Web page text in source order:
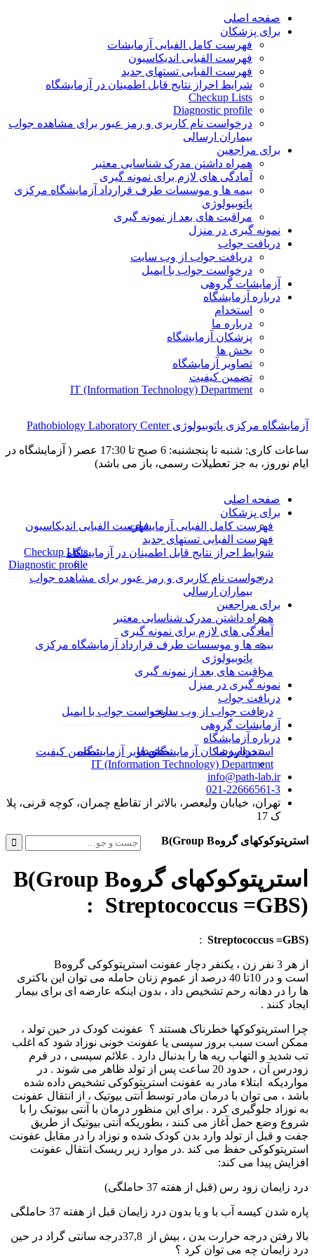
Skip
صفحه اصلی
برای پزشکان
فهرست کامل الفبایی آزمایشات
فهرست الفبایی اندیکاسیون
فهرست الفبایی تستهای جدید
شرایط احراز نتایج قابل اطمینان در آزمایشگاه
Checkup Lists
Diagnostic profile
درخواست نام کاربری و رمز عبور برای مشاهده جواب
بیماران ارسالی
برای مراجعین
همراه داشتن مدرک شناسایی معتبر
آمادگی های لازم برای نمونه گیری
بیمه ها و موسسات طرف قرارداد آزمایشگاه مرکزی
پاتوبیولوژی
مراقبت های بعد از نمونه گیری
نمونه گیری در منزل
دریافت جواب
دریافت جواب از وب سایت
درخواست جواب با ایمیل
آزمایشات گروهی
درباره آزمایشگاه
استخدام
درباره ما
پزشکان آزمایشگاه
بخش ها
تصاویر آزمایشگاه
تضمین کیفیت
IT (Information Technology) Department
آزمایشگاه مرکزی پاتوبیولوژی Pathobiology Laboratory Center
ساعات کاری: شنبه تا پنجشنبه: 6 صبح تا 17:30 عصر ( آزمایشگاه در
ایام نوروز، به جز تعطیلات رسمی، باز می باشد)
صفحه اصلی
برای پزشکان
فهرست کامل الفبایی آزمایشاتفهرست الفبایی اندیکاسیون
فهرست الفبایی تستهای جدید
شرایط احراز نتایج قابل اطمینان در آزمایشگاهCheckup Lists
Diagnostic profile
درخواست نام کاربری و رمز عبور برای مشاهده جواب
بیماران ارسالی
برای مراجعین
همراه داشتن مدرک شناسایی معتبر
آمادگی های لازم برای نمونه گیری
بیمه ها و موسسات طرف قرارداد آزمایشگاه مرکزی
پاتوبیولوژی
مراقبت های بعد از نمونه گیری
نمونه گیری در منزل
دریافت جواب
دریافت جواب از وب سایتدرخواست جواب با ایمیل
آزمایشات گروهی
درباره آزمایشگاه
استخدام
درباره ماپزشکان آزمایشگاه
بخش ها
تصاویر آزمایشگاهتضمین کیفیت
IT (Information Technology) Department
info@path-lab.ir
021-22666561-3
تهران، خیابان ولیعصر، بالاتر از تقاطع چمران، کوچه قرنی، پلا
ک 17
جست
و
برای:استرپتوکوکهای گروهB(Group B
Streptococcus =GBS) :
استرپتوکوکهای گروه B(Group B
Streptococcus =GBS)
:
از هر 3 نفر زن ، يکنفر دچار عفونت استرپتوکوکی گروهB
است و در 10تا 40 درصد از عموم زنان حامله می توان اين باکتری
ها را در دهانه رحم تشخيص داد ، بدون اينکه عارضه ای برای بيمار
ايجاد کنند .
چرا استرپتوکوکها خطرناک هستند ؟ عفونت کودک در حين تولد ،
ممکن است سبب بروز سپسی يا عفونت خونی نوزاد شود که اغلب
تب شديد و التهاب ريه ها را بدنبال دارد . علائم سپسی ، در فرم
زودرس آن ، حدود 20 ساعت پس از تولد ظاهر می شوند . در
موارديکه ابتلاء مادر به عفونت استرپتوکوکی تشخيص داده شده
باشد ، می توان با درمان مادر توسط آنتی بيوتيک ، از انتقال عفونت
به نوزاد جلوگيری کرد . برای اين منظور درمان با آنتی بيوتيک را با
شروع وضع حمل آغاز می کنند ، بطوريکه آنتی بيوتيک از طريق
جفت و قبل از تولد وارد بدن کودک شده و نوزاد را در مقابل عفونت
استرپتوکوکی حفظ می کند .در موارد زير ريسک انتقال عفونت
افزايش پيدا می کند:
درد زايمان زود رس (قبل از هفته 37 حاملگی)
پاره شدن کيسه آب با و يا بدون درد زايمان قبل از هفته 37 حاملگی
بالا رفتن درجه حرارت بدن ، بيش از 37,8درجه سانتی گراد در حين
درد زايمان چه می توان کرد ؟